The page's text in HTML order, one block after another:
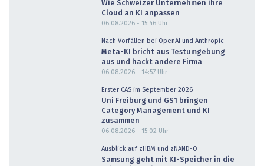
Wie Schweizer Unternehmen ihre
Cloud an KI anpassen
06.08.2026 - 15:46 Uhr
Nach Vorfällen bei OpenAI und Anthropic
Meta-KI bricht aus Testumgebung
aus und hackt andere Firma
06.08.2026 - 14:57 Uhr
Erster CAS im September 2026
Uni Freiburg und GS1 bringen
Category Management und KI
zusammen
06.08.2026 - 15:02 Uhr
Ausblick auf zHBM und zNAND-O
Samsung geht mit KI-Speicher in die